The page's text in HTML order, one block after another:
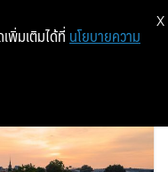
พิ่มเติมได้ที่ นโยบายความ
X